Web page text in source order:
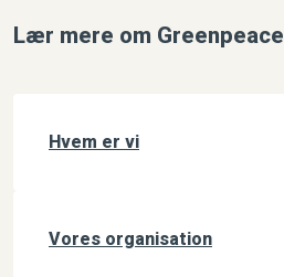
Lær mere om Greenpeace
Hvem er vi
Vores organisation